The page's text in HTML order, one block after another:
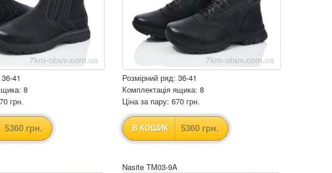
41
8
грн.
5360 грн.
Розмірний ряд: 36-41
Комплектація ящика: 8
Ціна за пару: 670 грн.
В КОШИК 5360 грн.
Nasite TM03-9A